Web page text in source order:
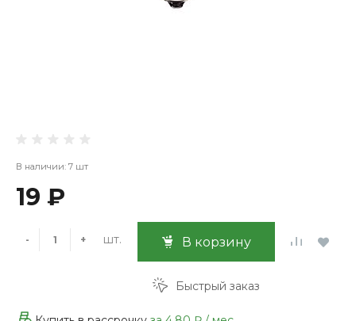
В наличии: 7 шт
19 ₽
- + шт. В корзину
Быстрый заказ